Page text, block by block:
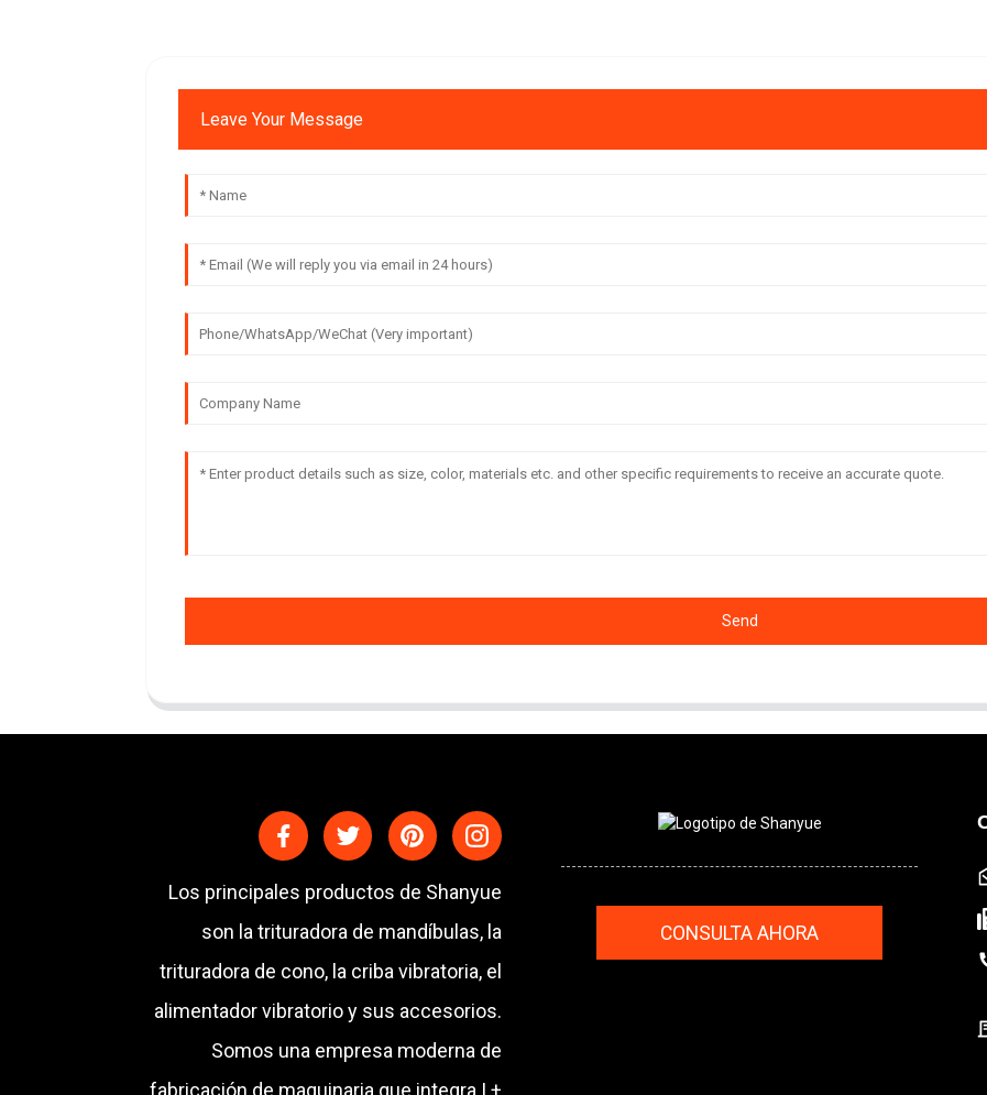
Leave Your Message
Send
Los principales productos de Shanyue
son la trituradora de mandíbulas, la
trituradora de cono, la criba vibratoria, el
alimentador vibratorio y sus accesorios.
Somos una empresa moderna de
fabricación de maquinaria que integra I +
CONSULTA AHORA